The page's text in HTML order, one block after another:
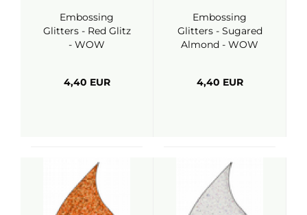
Embossing
Glitters - Red Glitz
- WOW
4,40 EUR
Embossing
Glitters - Sugared
Almond - WOW
4,40 EUR